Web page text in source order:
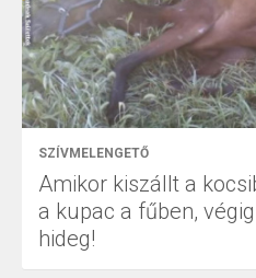
SZÍVMELENGETŐ
Amikor kiszállt a
a kupac a fűben,
hideg!